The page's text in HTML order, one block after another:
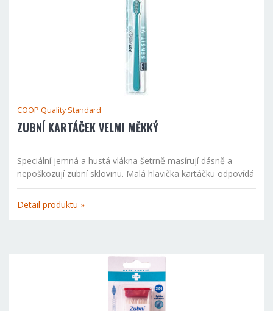
COOP Quality Standard
ZUBNÍ KARTÁČEK VELMI MĚKKÝ
Speciální jemná a hustá vlákna šetrně masírují dásně a
nepoškozují zubní sklovinu. Malá hlavička kartáčku odpovídá
moderním trendům v ústní hygieně.
Detail produktu »